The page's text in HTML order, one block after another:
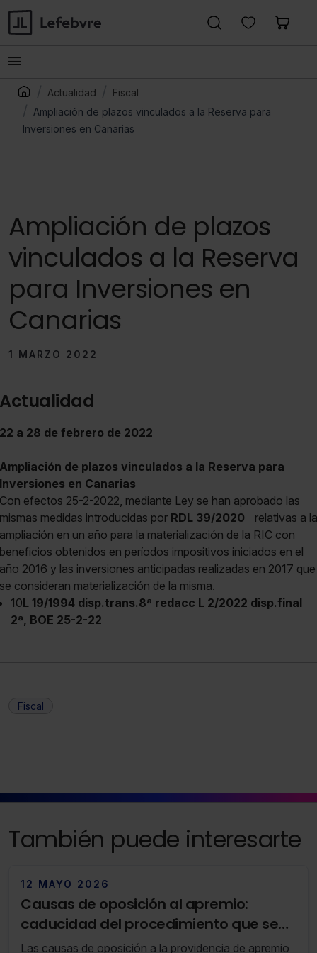
Actualidad
Fiscal
Ampliación de plazos vinculados a la Reserva para
Inversiones en Canarias
Ampliación de plazos
vinculados a la Reserva
para Inversiones en
Canarias
1 MARZO 2022
Actualidad
22 a 28 de febrero de 2022
Ampliación de plazos vinculados a la Reserva para
Inversiones en Canarias
Con efectos 25-2-2022, mediante Ley se han aprobado las
mismas medidas introducidas por RDL 39/2020
relativas a la
ampliación en un año para la materialización de la RIC con
beneficios obtenidos en períodos impositivos iniciados en el
año 2016 y las inversiones anticipadas realizadas en 2017 que
se consideran materialización de la misma.
10L 19/1994 disp.trans.8ª redacc L 2/2022 disp.final
2ª, BOE 25-2-22
Fiscal
También puede interesarte
12 MAYO 2026
Causas de oposición al apremio:
caducidad del procedimiento que se
ejecuta
Las causas de oposición a la providencia de apremio